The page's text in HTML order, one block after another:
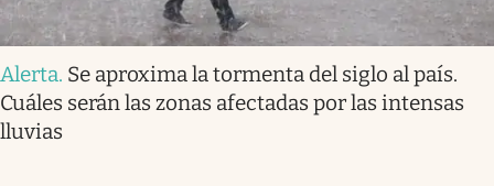
Alerta. Se aproxima la tormenta del siglo al país.
Cuáles serán las zonas afectadas por las intensas
lluvias